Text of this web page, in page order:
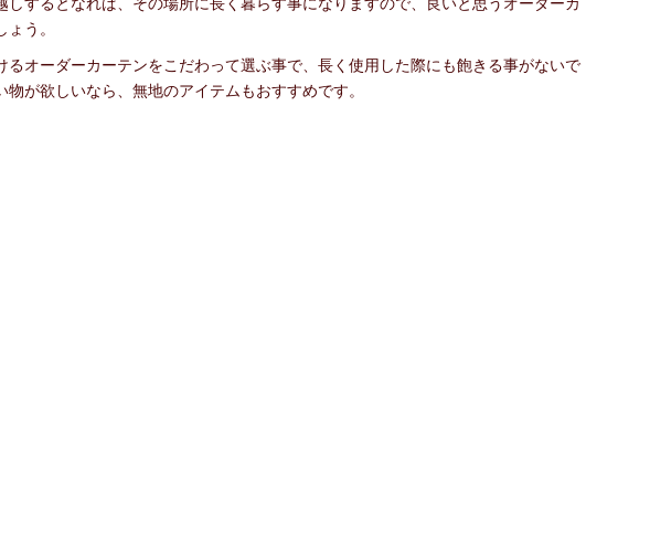
う。
るオーダーカーテンをこだわって選ぶ事で、長く使用した際にも飽きる事がないで
物が欲しいなら、無地のアイテムもおすすめです。